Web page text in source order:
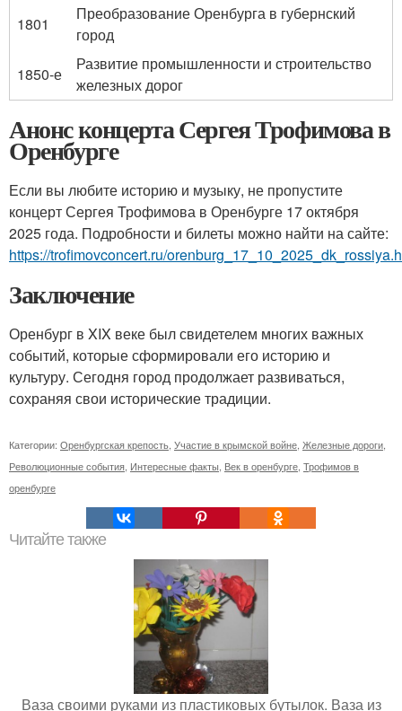
1801
Преобразование Оренбурга в губернский
город
1850-е
Развитие промышленности и строительство
железных дорог
Анонс концерта Сергея Трофимова в
Оренбурге
Если вы любите историю и музыку, не пропустите
концерт Сергея Трофимова в Оренбурге 17 октября
2025 года. Подробности и билеты можно найти на сайте:
https://trofimovconcert.ru/
Заключение
Оренбург в XIX веке был свидетелем многих важных
событий, которые сформировали его историю и
культуру. Сегодня город продолжает развиваться,
сохраняя свои исторические традиции.
Категории: Оренбургская крепость Участие в крымской войне Железные дороги
Революционные события Интересные факты Век в оренбурге Трофимов в
оренбурге
Читайте также
Ваза своими руками из пластиковых бутылок. Ваза из